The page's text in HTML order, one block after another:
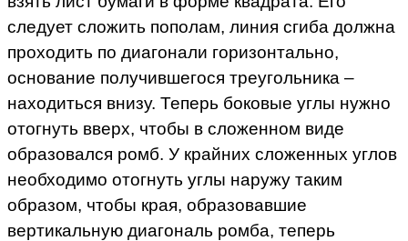
следует сложить пополам, линия сгиба должна
проходить по диагонали горизонтально,
основание получившегося треугольника –
находиться внизу. Теперь боковые углы нужно
отогнуть вверх, чтобы в сложенном виде
образовался ромб. У крайних сложенных углов
необходимо отогнуть углы наружу таким
образом, чтобы края, образовавшие
вертикальную диагональ ромба, теперь